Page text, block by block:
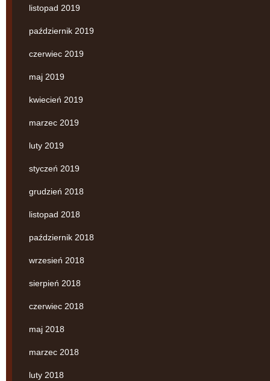
listopad 2019
październik 2019
czerwiec 2019
maj 2019
kwiecień 2019
marzec 2019
luty 2019
styczeń 2019
grudzień 2018
listopad 2018
październik 2018
wrzesień 2018
sierpień 2018
czerwiec 2018
maj 2018
marzec 2018
luty 2018